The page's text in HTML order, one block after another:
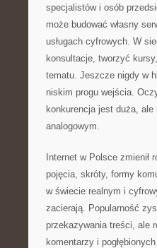
specjalistów i osób
może budować własny
usługach cyfrowych. W
konsultacje, tworzyć
tematu. Jeszcze nigdy w
niskim progu wejścia.
konkurencja jest duża,
analogowym.
Internet w Polsce zmienił
pojęcia, skróty, formy
w świecie realnym i
zacierają. Popularność
przekazywania treści, ale
komentarzy i